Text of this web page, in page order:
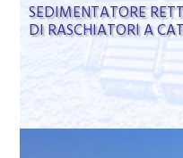
SEDIMENTATORE
DI RASCHIATORI A